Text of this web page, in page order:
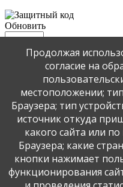
Обновить
Отправить
Публикация
фотографий,
Федеральным
персональных данных", с
данных".
Продолжая
согласие на
местоположении;
Браузера; тип
источник откуда
какого сайта или
Браузера; какие
кнопки нажимает
функционирования